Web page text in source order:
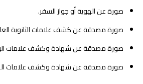
صورة عن الهوية أو جواز السفر.
صورة مصدقة عن كشف علامات الثانوية
صورة مصدقة عن شهادة وكشف علامات
صورة مصدقة عن شهادة وكشف علامات